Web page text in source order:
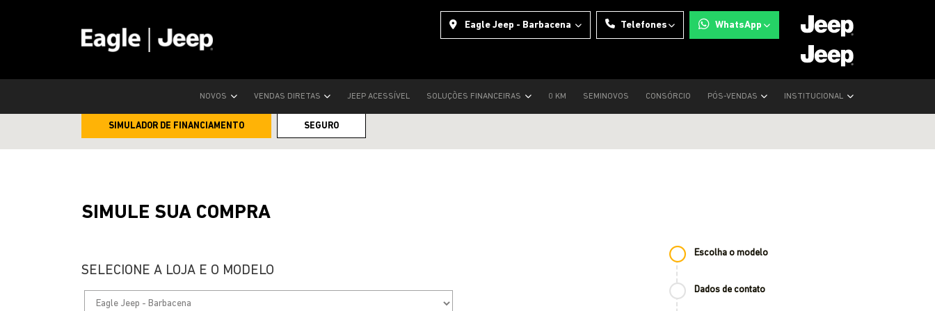
Eagle Jeep - Barbacena Telefones WhatsApp
NOVOS VENDAS DIRETAS JEEP ACESSÍVEL SOLUÇÕES FINANCEIRAS 0 KM SEMINOVOS CONSÓRCIO PÓS-VENDAS INSTITUCIONAL
Soluções financeiras Simulador de Financiamento
SIMULADOR DE FINANCIAMENTO SEGURO
SIMULE SUA COMPRA
SELECIONE A LOJA E O MODELO
Escolha o modelo
Dados de contato